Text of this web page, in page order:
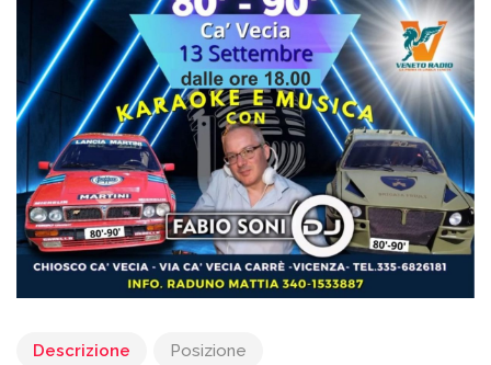
Descrizione Posizione